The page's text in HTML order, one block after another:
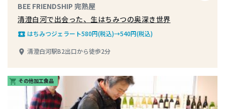
BEE FRIENDSHIP 完熟屋
清澄白河で出会った、生はちみつの奥深き世界
local_play はちみつジェラート580円(税込)→540円(税込)
place 清澄白河駅B2出口から徒歩2分
shopping_cart その他加工食品